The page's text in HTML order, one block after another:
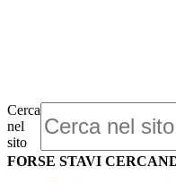
Cerca
nel
sito
FORSE STAVI